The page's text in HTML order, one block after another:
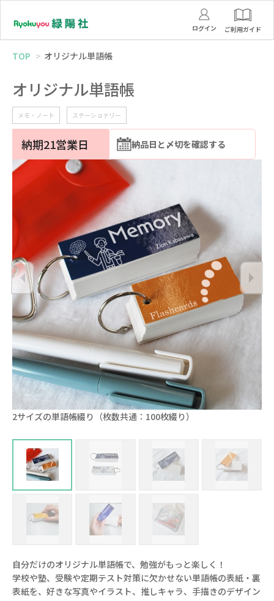
ログイン ご利用ガイド
TOP オリジナル単語帳
オリジナル単語帳
メモ・ノート ステーショナリー
納期21営業日 納品日と〆切を確認する
2サイズの単語帳綴り（枚数共通：100枚綴り）
自分だけのオリジナル単語帳で、勉強がもっと楽しく！
学校や塾、受験や定期テスト対策に欠かせない単語帳の表紙・裏
表紙を、好きな写真やイラスト、推しキャラ、手描きのデザイン